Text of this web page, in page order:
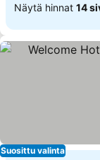
Näytä hinnat 14
Suosittu valinta